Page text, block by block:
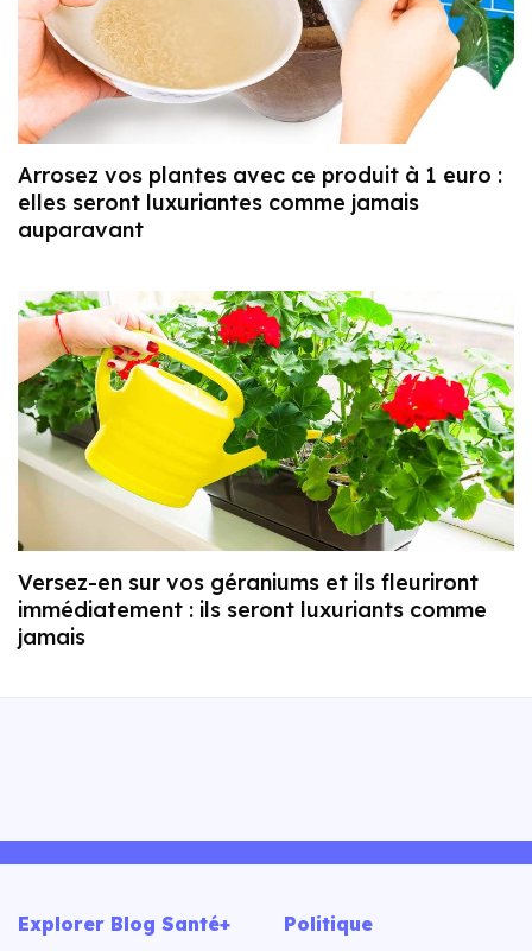
Arrosez vos plantes avec ce produit à 1 euro :
elles seront luxuriantes comme jamais
auparavant
Versez-en sur vos géraniums et ils fleuriront
immédiatement : ils seront luxuriants comme
jamais
Explorer Blog Santé+ Politique